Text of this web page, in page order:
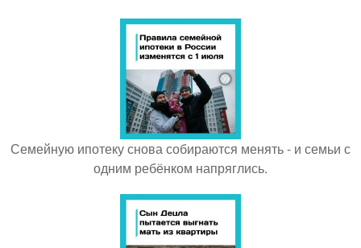
Семейную ипотеку снова собираются менять - и семьи с
одним ребёнком напряглись.